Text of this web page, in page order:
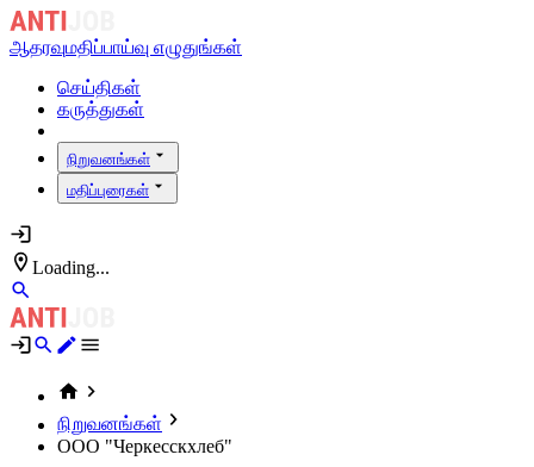
ஆதரவுமதிப்பாய்வு எழுதுங்கள்
செய்திகள்
கருத்துகள்
நிறுவனங்கள்
மதிப்புரைகள்
Loading...
நிறுவனங்கள்
ООО "Черкесскхлеб"